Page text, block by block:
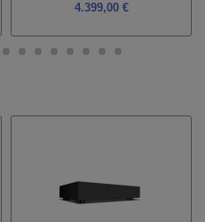
4.399,00 €